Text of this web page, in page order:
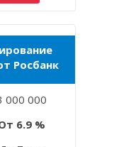
Росбанк
000 000
6.9